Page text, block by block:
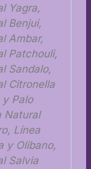
Yagra,
Benjui,
Ambar,
Patchouli,
Sandalo,
Citronella
y Palo
Natural
Línea
y Olibano,
Salvia